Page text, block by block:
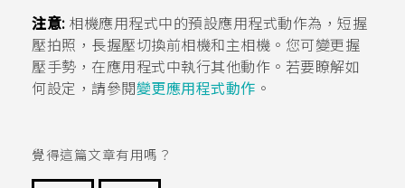
注意: 相機應用程式中的預設應用程式動作為，短握
壓拍照，長握壓切換前相機和主相機。您可變更握
壓手勢，在應用程式中執行其他動作。若要瞭解如
何設定，請參閱變更應用程式動作 。
覺得這篇文章有用嗎？